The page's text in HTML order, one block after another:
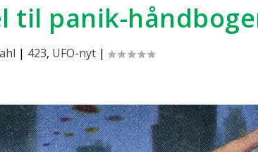
til panik-
| 423, UFO-nyt|